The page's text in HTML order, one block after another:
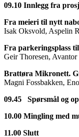
09.10 Innlegg fra
Fra meieri til nytt
Isak Oksvold, Aspelin
Fra parkeringsplass
Geir Thoresen, Avantor
Brattøra Mikronett.
Magni Fossbakken,
09.45 Spørsmål og
10.00 Mingling med
11.00 Slutt